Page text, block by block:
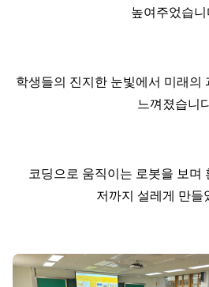
높여주었습니
학생들의 진지한 눈빛에서 미래의
느껴졌습니
코딩으로 움직이는 로봇을 보며
저까지 설레게 만들